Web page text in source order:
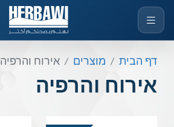
דף הבית מוצרים אירוח והרפיה
אירוח והרפיה